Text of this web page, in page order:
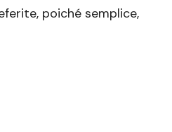
poiché semplice,